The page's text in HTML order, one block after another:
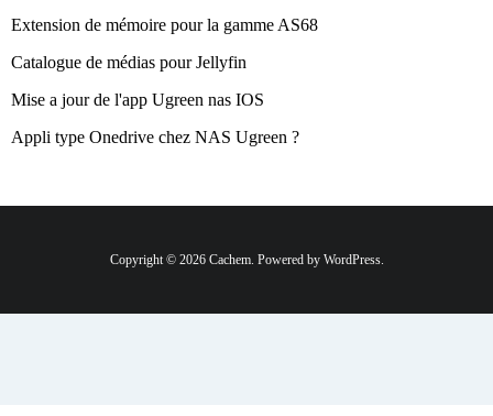
Extension de mémoire pour la gamme AS68
Catalogue de médias pour Jellyfin
Mise a jour de l'app Ugreen nas IOS
Appli type Onedrive chez NAS Ugreen ?
Copyright © 2026 Cachem. Powered by WordPress.